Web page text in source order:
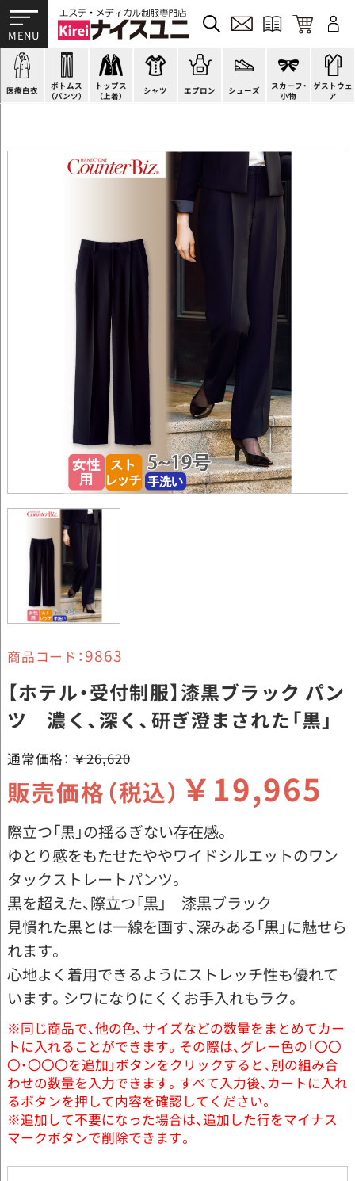
医療白衣
ドクターコート
ドクタージャケット
医療用ジャケット
ケーシージャケット
ボトムス
（パンツ）
パンツ
スクラブパンツ
スカート
キュロット
トップス
（上着）
オーバーブラウス
ベスト
アウター
アンダーウェア
シャツ
カットソー
ブラウス
ポロシャツ
Tシャツ
エプロン
H型エプロン
腰下エプロン
ラップエプロン
エプロンドレス
シューズ
スニーカー
サンダル
ナースシューズ
パンプス
スカーフ・
小物
すべて
スカーフ・リボン
バッグ
ゲストウェ
ア
ゲストウェア
施術衣
マタニティユニフォーム
衛生アイテム
商品コード： 9863
【ホテル・受付制服】漆黒ブラック パン
ツ 濃く、深く、研ぎ澄まされた「黒」
通常価格： ￥26,620
販売価格（税込） ￥19,965
際立つ「黒」の揺るぎない存在感。
ゆとり感をもたせたややワイドシルエットのワン
タックストレートパンツ。
黒を超えた、際立つ「黒」 漆黒ブラック
見慣れた黒とは一線を画す、深みある「黒」に魅せら
れます。
心地よく着用できるようにストレッチ性も優れて
います。シワになりにくくお手入れもラク。
※同じ商品で、他の色、サイズなどの数量をまとめてカー
トに入れることができます。その際は、グレー色の「〇〇
〇・〇〇〇を追加」ボタンをクリックすると、別の組み合
わせの数量を入力できます。すべて入力後、カートに入れ
るボタンを押して内容を確認してください。
※追加して不要になった場合は、追加した行をマイナス
マークボタンで削除できます。